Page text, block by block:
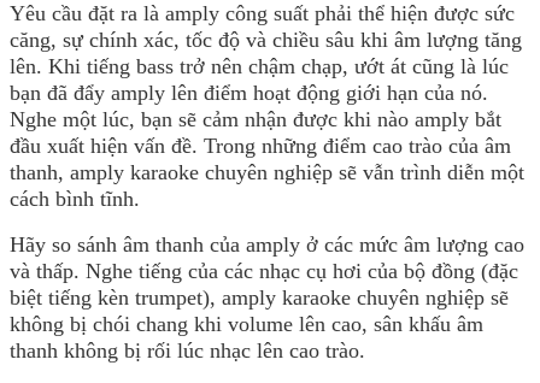
Yêu cầu đặt ra là amply công suất phải thể hiện được sức
căng, sự chính xác, tốc độ và chiều sâu khi âm lượng tăng
lên. Khi tiếng bass trở nên chậm chạp, ướt át cũng là lúc
bạn đã đẩy amply lên điểm hoạt động giới hạn của nó.
Nghe một lúc, bạn sẽ cảm nhận được khi nào amply bắt
đầu xuất hiện vấn đề. Trong những điểm cao trào của âm
thanh, amply karaoke chuyên nghiệp sẽ vẫn trình diễn một
cách bình tĩnh.
Hãy so sánh âm thanh của amply ở các mức âm lượng cao
và thấp. Nghe tiếng của các nhạc cụ hơi của bộ đồng (đặc
biệt tiếng kèn trumpet), amply karaoke chuyên nghiệp sẽ
không bị chói chang khi volume lên cao, sân khấu âm
thanh không bị rối lúc nhạc lên cao trào.